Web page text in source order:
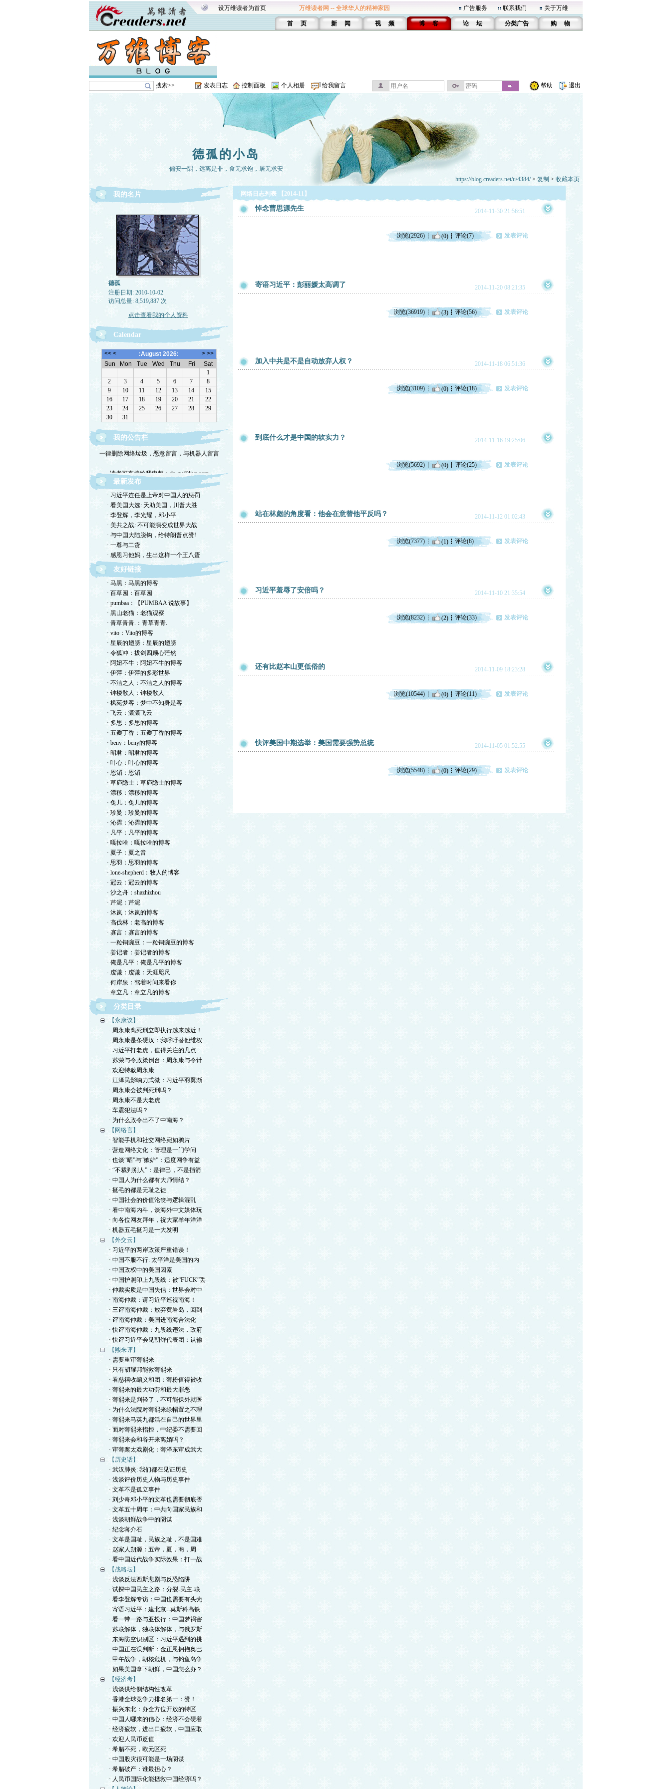
设万维读者为首页 万维读者网 -- 全球华人的精神家园 广告服务 联系我们 关于万维
首 页 新 闻 视 频 博 客 论 坛 分类广告 购 物
搜索>> 发表日志 控制面板 个人相册 给我留言 帮助 退出
德孤的小岛
偏安一隅，远离是非，食无求饱，居无求安
https://blog.creaders.net/u/4384/> 复制 > 收藏本页
我的名片
德孤
注册日期: 2010-10-02
访问总量: 8,519,887 次
点击查看我的个人资料
Calendar
我的公告栏
一律删除网络垃圾，恶意留言，与机器人留言
读者可直接给我电邮：de-gu@live.com
欢迎留言交流，恕我不一一回复，敬请体谅。
欢迎转摘，包括国国内网站，但请注明出处！
欢迎光临德孤的小岛！谢绝网络垃圾！
最新发布
· 习近平连任是上帝对中国人的惩罚
· 看美国大选: 天助美国，川普大胜
· 李登辉，李光耀，邓小平
· 美共之战: 不可能演变成世界大战
· 与中国大陆脱钩，给特朗普点赞!
· 一尊与二货
· 感恩习他妈，生出这样一个王八蛋
友好链接
· 马黑：马黑的博客
· 百草园：百草园
· pumbaa：【PUMBAA 说故事】
· 黑山老猫：老猫观察
· 青草青青.：青草青青.
· vito：Vito的博客
· 星辰的翅膀：星辰的翅膀
· 令狐冲：拔剑四顾心茫然
· 阿妞不牛：阿妞不牛的博客
· 伊萍：伊萍的多彩世界
· 不洁之人：不洁之人的博客
· 钟楼散人：钟楼散人
· 枫苑梦客：梦中不知身是客
· 飞云：潇潇飞云
· 多思：多思的博客
· 五瓣丁香：五瓣丁香的博客
· beny：beny的博客
· 昭君：昭君的博客
· 叶心：叶心的博客
· 恩湄：恩湄
· 草庐隐士：草庐隐士的博客
· 漂移：漂移的博客
· 兔儿：兔儿的博客
· 珍曼：珍曼的博客
· 沁霈：沁霈的博客
· 凡平：凡平的博客
· 嘎拉哈：嘎拉哈的博客
· 夏子：夏之音
· 思羽：思羽的博客
· lone-shepherd：牧人的博客
· 冠云：冠云的博客
· 沙之舟：shazhizhou
· 芹泥：芹泥
· 沐岚：沐岚的博客
· 高伐林：老高的博客
· 寡言：寡言的博客
· 一粒铜豌豆：一粒铜豌豆的博客
· 姜记者：姜记者的博客
· 俺是凡平：俺是凡平的博客
· 虔谦：虔谦：天涯咫尺
· 何岸泉：驾着时间来看你
· 章立凡：章立凡的博客
分类目录
【永康议】
· 周永康离死刑立即执行越来越近！
· 周永康是条硬汉：我呼吁替他维权
· 习近平打老虎，值得关注的几点
· 苏荣与令政策倒台：周永康与令计
· 欢迎特赦周永康
· 江泽民影响力式微：习近平羽翼渐
· 周永康会被判死刑吗？
· 周永康不是大老虎
· 车震犯法吗？
· 为什么政令出不了中南海？
【网络言】
· 智能手机和社交网络宛如鸦片
· 营造网络文化：管理是一门学问
· 也谈“晒”与“嫉妒”：适度网争有益
· “不裁判别人”：是律己，不是挡箭
· 中国人为什么都有大师情结？
· 挺毛的都是无耻之徒
· 中国社会的价值沦丧与逻辑混乱
· 看中南海内斗，谈海外中文媒体玩
· 向各位网友拜年，祝大家羊年洋洋
· 机器五毛挺习是一大发明
【外交云】
· 习近平的两岸政策严重错误！
· 中国不服不行: 太平洋是美国的内
· 中国政权中的美国因素
· 中国护照印上九段线：被“FUCK”丢
· 仲裁实质是中国失信：世界会对中
· 南海仲裁：请习近平巡视南海！
· 三评南海仲裁：放弃黄岩岛，回到
· 评南海仲裁：美国进南海合法化
· 快评南海仲裁：九段线违法，政府
· 快评习近平会见朝鲜代表团：认输
【熙来评】
· 需要重审薄熙来
· 只有胡耀邦能救薄熙来
· 看慈禧收编义和团：薄粉值得被收
· 薄熙来的最大功劳和最大罪恶
· 薄熙来是判轻了，不可能保外就医
· 为什么法院对薄熙来绿帽置之不理
· 薄熙来马英九都活在自己的世界里
· 面对薄熙来指控，中纪委不需要回
· 薄熙来会和谷开来离婚吗？
· 审薄案太戏剧化：薄泽东审成武大
【历史话】
· 武汉肺炎: 我们都在见证历史
· 浅谈评价历史人物与历史事件
· 文革不是孤立事件
· 刘少奇邓小平的文革也需要彻底否
· 文革五十周年：中共向国家民族和
· 浅谈朝鲜战争中的阴谋
· 纪念蒋介石
· 文革是国耻，民族之耻，不是国难
· 赵家人朔源：五帝，夏，商，周
· 看中国近代战争实际效果：打一战
【战略坛】
· 浅谈反法西斯悲剧与反恐陷阱
· 试探中国民主之路：分裂-民主-联
· 看李登辉专访：中国也需要有头壳
· 寄语习近平：建北京--莫斯科高铁
· 看一带一路与亚投行：中国梦祸害
· 苏联解体，独联体解体，与俄罗斯
· 东海防空识别区：习近平遇到的挑
· 中国正在误判断：金正恩拥抱奥巴
· 甲午战争，朝核危机，与钓鱼岛争
· 如果美国拿下朝鲜，中国怎么办？
【经济考】
· 浅谈供给側结构性改革
· 香港全球竞争力排名第一：赞！
· 振兴东北：办全方位开放的特区
· 中国人哪来的信心：经济不会硬着
· 经济疲软，进出口疲软，中国应取
· 欢迎人民币贬值
· 希腊不死，欧元区死
· 中国股灾很可能是一场阴谋
· 希腊破产：谁最担心？
· 人民币国际化能拯救中国经济吗？
网络日志列表 【2014-11】
悼念曹思源先生 2014-11-30 21:56:51
浏览(2926) (0) 评论(7) 发表评论
寄语习近平：彭丽媛太高调了 2014-11-20 08:21:35
浏览(36919) (3) 评论(56) 发表评论
加入中共是不是自动放弃人权？ 2014-11-18 06:51:36
浏览(3109) (0) 评论(18) 发表评论
到底什么才是中国的软实力？ 2014-11-16 19:25:06
浏览(5692) (0) 评论(25) 发表评论
站在林彪的角度看：他会在意替他平反吗？ 2014-11-12 01:02:43
浏览(7377) (1) 评论(8) 发表评论
习近平羞辱了安倍吗？ 2014-11-10 21:35:54
浏览(8232) (2) 评论(33) 发表评论
还有比赵本山更低俗的 2014-11-09 18:23:28
浏览(10544) (0) 评论(11) 发表评论
快评美国中期选举：美国需要强势总统 2014-11-05 01:52:55
浏览(5548) (0) 评论(29) 发表评论